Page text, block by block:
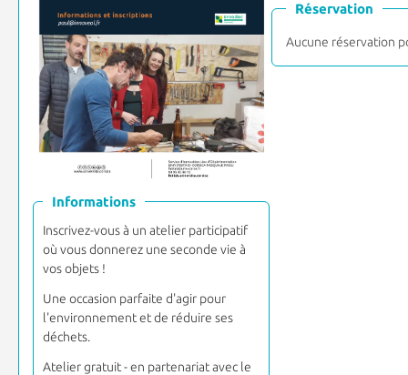
Informations
Inscrivez-vous à un atelier participatif
où vous donnerez une seconde vie à
vos objets !
Une occasion parfaite d'agir pour
l'environnement et de réduire ses
déchets.
Atelier gratuit - en partenariat avec le
Réservation
Aucune réservation